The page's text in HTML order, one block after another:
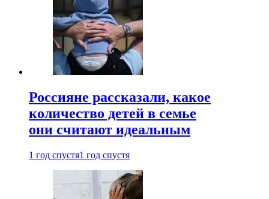
Россияне рассказали, какое
количество детей в семье
они считают идеальным
1 год спустя1 год спустя